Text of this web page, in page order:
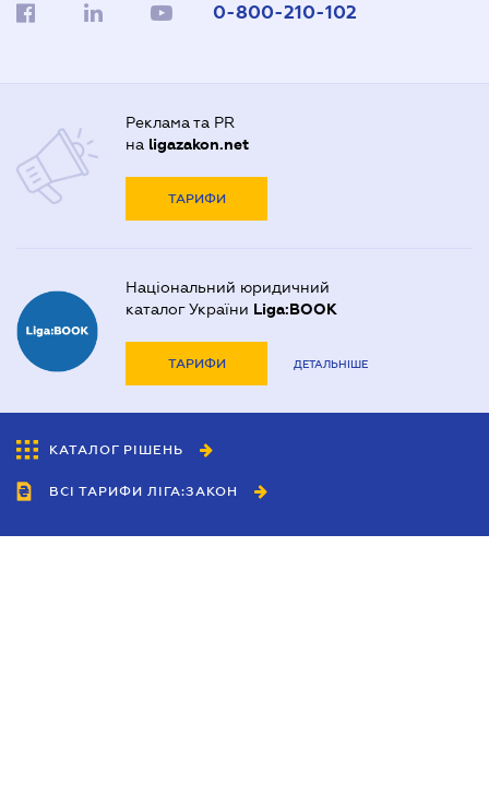
0-800-210-102
Реклама та PR
на ligazakon.net
ТАРИФИ
Національний юридичний
каталог України Liga:BOOK
ТАРИФИ ДЕТАЛЬНІШЕ
КАТАЛОГ РІШЕНЬ
ВСІ ТАРИФИ ЛІГА:ЗАКОН